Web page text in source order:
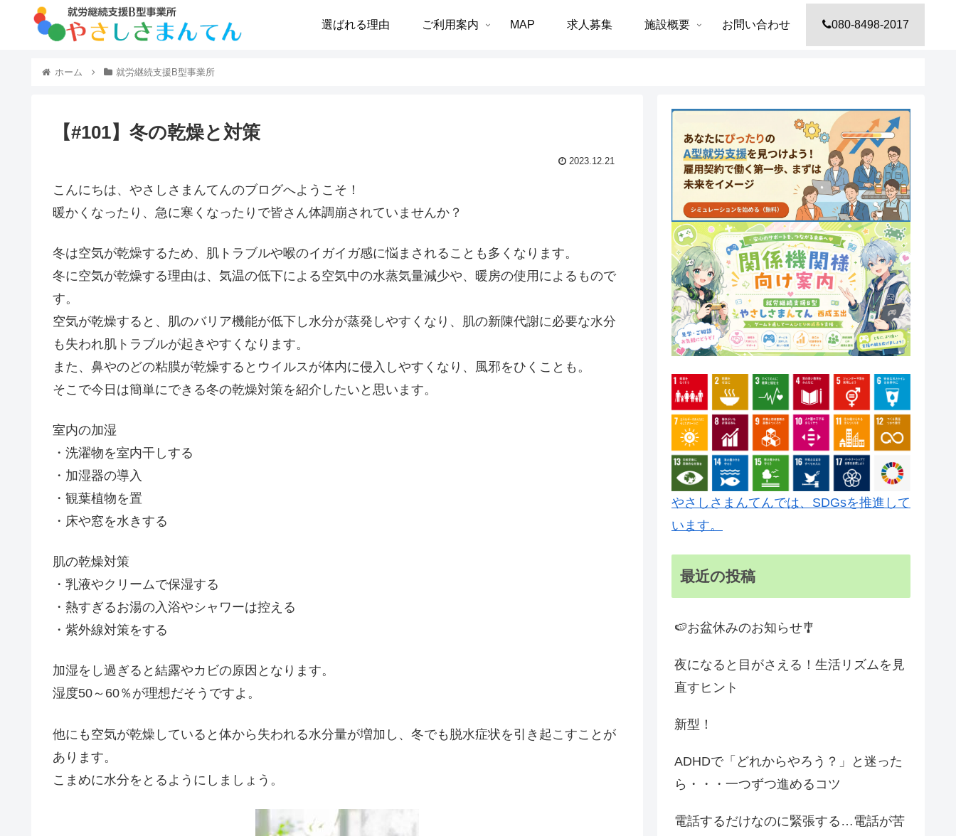
選ばれる理由 ご利用案内 MAP 求人募集 施設概要 お問い合わせ 080-8498-2017
ホーム 就労継続支援B型事業所
【#101】冬の乾燥と対策
2023.12.21
こんにちは、やさしさまんてんのブログへようこそ！
暖かくなったり、急に寒くなったりで皆さん体調崩されていませんか？
冬は空気が乾燥するため、肌トラブルや喉のイガイガ感に悩まされることも多くなります。
冬に空気が乾燥する理由は、気温の低下による空気中の水蒸気量減少や、暖房の使用によるもので
す。
空気が乾燥すると、肌のバリア機能が低下し水分が蒸発しやすくなり、肌の新陳代謝に必要な水分
も失われ肌トラブルが起きやすくなります。
また、鼻やのどの粘膜が乾燥するとウイルスが体内に侵入しやすくなり、風邪をひくことも。
そこで今日は簡単にできる冬の乾燥対策を紹介したいと思います。
室内の加湿
・洗濯物を室内干しする
・加湿器の導入
・観葉植物を置
・床や窓を水きする
肌の乾燥対策
・乳液やクリームで保湿する
・熱すぎるお湯の入浴やシャワーは控える
・紫外線対策をする
加湿をし過ぎると結露やカビの原因となります。
湿度50～60％が理想だそうですよ。
他にも空気が乾燥していると体から失われる水分量が増加し、冬でも脱水症状を引き起こすことが
あります。
こまめに水分をとるようにしましょう。
やさしさまんてんでは、SDGsを推進して
います。
最近の投稿
🍉お盆休みのお知らせ🎐
夜になると目がさえる！生活リズムを見
直すヒント
新型！
ADHDで「どれからやろう？」と迷った
ら・・・一つずつ進めるコツ
電話するだけなのに緊張する…電話が苦